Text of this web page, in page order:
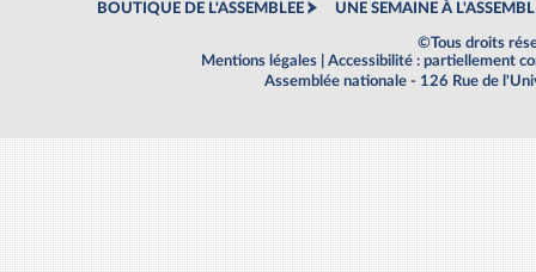
BOUTIQUE DE L'ASSEMBLEE UNE SEMAINE À
©Tous droits
Mentions légales
Accessibilité : partiellement
Assemblée nationale - 126 Rue de